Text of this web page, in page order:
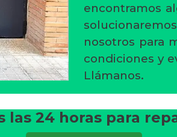
encontramos
nosotros para
condiciones y
Llámanos.
las 24 horas para